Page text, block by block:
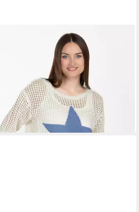
Rundhalspullover
WKN FAME round (1-tlg)
UVP59,99 €